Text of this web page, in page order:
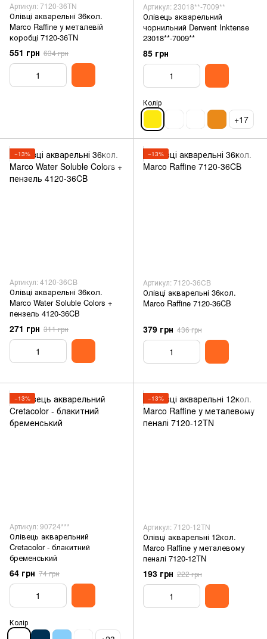
Артикул: 7120-36TN
Олівці акварельні 36кол.
Marco Raffine у металевій
коробці 7120-36TN
551 грн 634 грн
Артикул: 23018**-7009**
Олівець акварельний
чорнильний Derwent Inktense
23018**-7009**
85 грн
Колір
+17
−13%
Артикул: 4120-36CB
Олівці акварельні 36кол.
Marco Water Soluble Colors +
пензель 4120-36CB
271 грн 311 грн
−13%
Артикул: 7120-36CB
Олівці акварельні 36кол.
Marco Raffine 7120-36CB
379 грн 436 грн
−13%
Артикул: 90724***
Олівець акварельний
Cretacolor - блакитний
бременський
64 грн 74 грн
Колір
−13%
Артикул: 7120-12TN
Олівці акварельні 12кол.
Marco Raffine у металевому
пеналі 7120-12TN
193 грн 222 грн